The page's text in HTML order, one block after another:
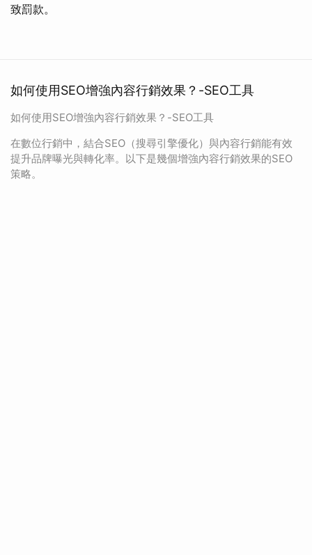
致罰款。
如何使用SEO增強內容行銷效果？-SEO工具
如何使用SEO增強內容行銷效果？-SEO工具
在數位行銷中，結合SEO（搜尋引擎優化）與內容行銷能有效
提升品牌曝光與轉化率。以下是幾個增強內容行銷效果的SEO
策略。